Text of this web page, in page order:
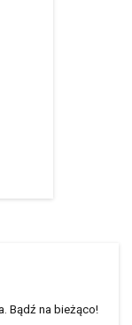
Bądź na bieżąco!